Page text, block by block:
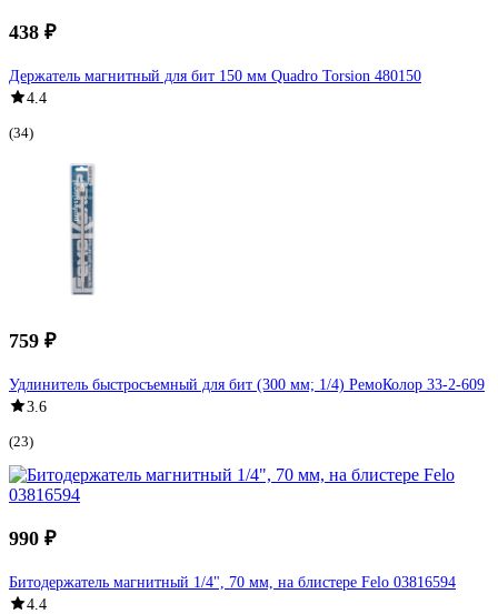
438 ₽
Держатель магнитный для бит 150 мм Quadro Torsion 480150
4.4
(34)
759 ₽
Удлинитель быстросъемный для бит (300 мм; 1/4) РемоКолор 33-2-609
3.6
(23)
990 ₽
Битодержатель магнитный 1/4", 70 мм, на блистере Felo 03816594
4.4